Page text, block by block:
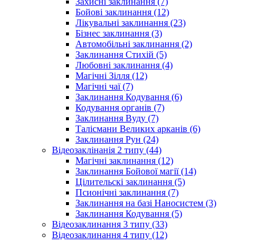
Бойові заклинання (12)
Лікувальні заклинання (23)
Бізнес заклинання (3)
Автомобільні заклинання (2)
Заклинання Стихій (5)
Любовні заклинання (4)
Магічні Зілля (12)
Магічні чаї (7)
Заклинання Кодування (6)
Кодування органів (7)
Заклинання Вуду (7)
Талісмани Великих арканів (6)
Заклинання Рун (24)
Відеозаклінанія 2 типу (44)
Магічні заклинання (12)
Заклинання Бойової магії (14)
Цілительскі заклинання (5)
Псионічні заклинання (7)
Заклинання на базі Наносистем (3)
Заклинання Кодування (5)
Відеозаклинання 3 типу (33)
Відеозаклинання 4 типу (12)